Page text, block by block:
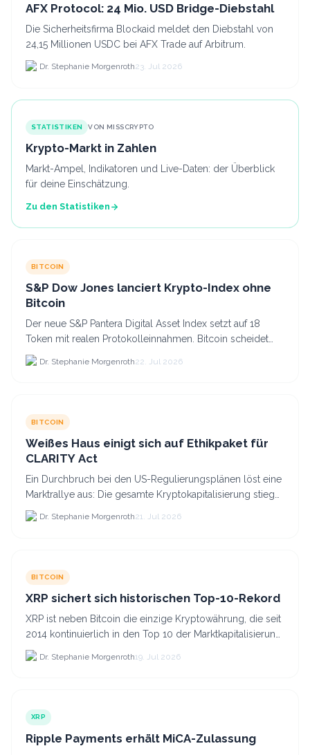
AFX Protocol: 24 Mio. USD Bridge-Diebstahl
Die Sicherheitsfirma Blockaid meldet den Diebstahl von
24,15 Millionen USDC bei AFX Trade auf Arbitrum.
Dr. Stephanie Morgenroth23. Jul 2026
STATISTIKEN VON MISSCRYPTO
Krypto-Markt in Zahlen
Markt-Ampel, Indikatoren und Live-Daten: der Überblick
für deine Einschätzung.
Zu den Statistiken
BITCOIN
S&P Dow Jones lanciert Krypto-Index ohne
Bitcoin
Der neue S&P Pantera Digital Asset Index setzt auf 18
Token mit realen Protokolleinnahmen. Bitcoin scheidet
aufgrund fehlender Erträge für Halter aus dem.
Dr. Stephanie Morgenroth22. Jul 2026
BITCOIN
Weißes Haus einigt sich auf Ethikpaket für
CLARITY Act
Ein Durchbruch bei den US-Regulierungsplänen löst eine
Marktrallye aus: Die gesamte Kryptokapitalisierung stieg
am 21.
Dr. Stephanie Morgenroth21. Jul 2026
BITCOIN
XRP sichert sich historischen Top-10-Rekord
XRP ist neben Bitcoin die einzige Kryptowährung, die seit
2014 kontinuierlich in den Top 10 der Marktkapitalisierung
verblieb.
Dr. Stephanie Morgenroth19. Jul 2026
XRP
Ripple Payments erhält MiCA-Zulassung